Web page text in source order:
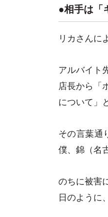
●相手は「
リカさんに
アルバイト
店長から「
について」
その言葉通
僕、錦（名
のちに被害
日のように